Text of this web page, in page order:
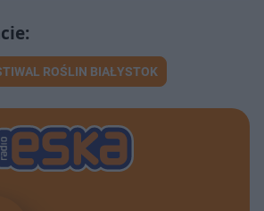
ROŚLIN BIAŁYSTOK